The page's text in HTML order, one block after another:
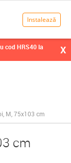
cod HRS40 la X
M, 75x103 cm
cm